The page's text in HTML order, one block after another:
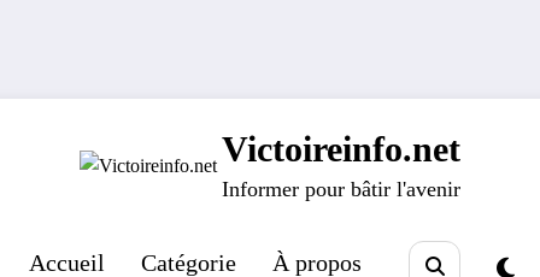
Victoireinfo.net
Informer pour bâtir l'avenir
Accueil Catégorie À propos